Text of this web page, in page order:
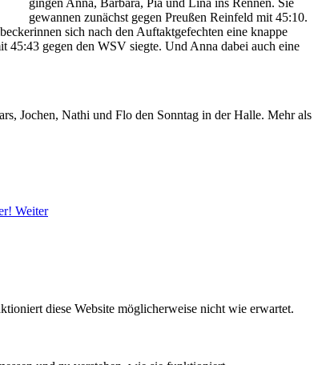
gewannen zunächst gegen Preußen Reinfeld mit 45:10.
sich nach den Auftaktgefechten eine knappe
45:43 gegen den WSV siegte. Und Anna dabei auch eine
Jochen, Nathi und Flo den Sonntag in der Halle. Mehr als
Weiter
diese Website möglicherweise nicht wie erwartet.